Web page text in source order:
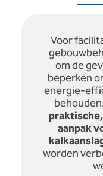
Voor
om de
beperken
energie-
aanpak
worden